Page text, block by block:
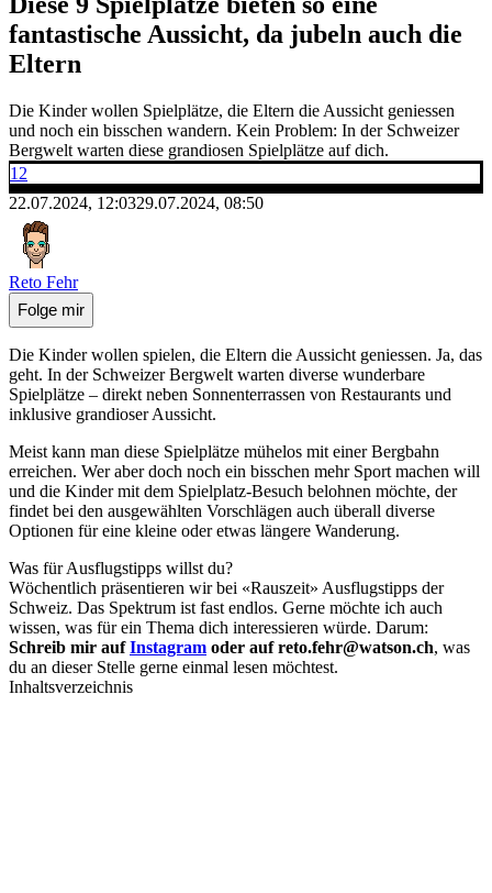
fantastische Aussicht, da jubeln auch die
Eltern
Die Kinder wollen Spielplätze, die Eltern die Aussicht geniessen
und noch ein bisschen wandern. Kein Problem: In der Schweizer
Bergwelt warten diese grandiosen Spielplätze auf dich.
12
22.07.2024, 12:0329.07.2024, 08:50
Reto Fehr
Folge mir
Die Kinder wollen spielen, die Eltern die Aussicht geniessen. Ja, das
geht. In der Schweizer Bergwelt warten diverse wunderbare
Spielplätze – direkt neben Sonnenterrassen von Restaurants und
inklusive grandioser Aussicht.
Meist kann man diese Spielplätze mühelos mit einer Bergbahn
erreichen. Wer aber doch noch ein bisschen mehr Sport machen will
und die Kinder mit dem Spielplatz-Besuch belohnen möchte, der
findet bei den ausgewählten Vorschlägen auch überall diverse
Optionen für eine kleine oder etwas längere Wanderung.
Was für Ausflugstipps willst du?
Wöchentlich präsentieren wir bei «Rauszeit» Ausflugstipps der
Schweiz. Das Spektrum ist fast endlos. Gerne möchte ich auch
wissen, was für ein Thema dich interessieren würde. Darum:
Schreib mir aufInstagram oder auf reto.fehr@watson.ch, was
du an dieser Stelle gerne einmal lesen möchtest.
Inhaltsverzeichnis